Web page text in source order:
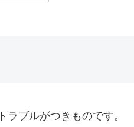
ブルがつきものです。